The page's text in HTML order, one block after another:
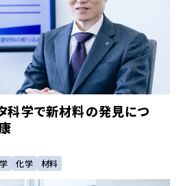
科学で新材料の発見につ
化学 材料